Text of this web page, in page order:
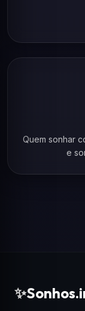
Quem sonhar
e
✨